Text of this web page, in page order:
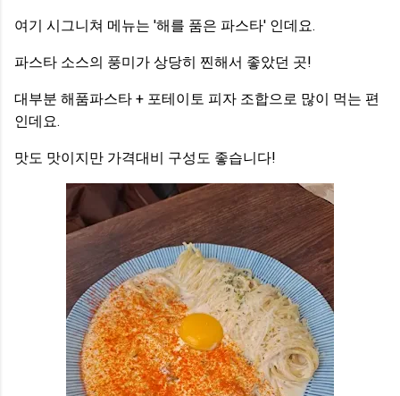
여기 시그니쳐 메뉴는 '해를 품은 파스타' 인데요.
파스타 소스의 풍미가 상당히 찐해서 좋았던 곳!
대부분 해품파스타 + 포테이토 피자 조합으로 많이 먹는 편
인데요.
맛도 맛이지만 가격대비 구성도 좋습니다!